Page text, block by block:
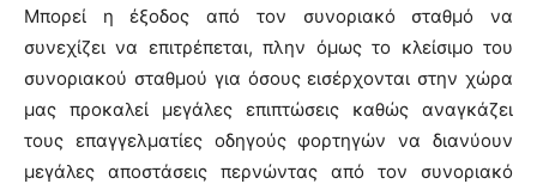
Μπορεί η έξοδος από τον συνοριακό σταθμό να
συνεχίζει να επιτρέπεται, πλην όμως το κλείσιμο του
συνοριακού σταθμού για όσους εισέρχονται στην χώρα
μας προκαλεί μεγάλες επιπτώσεις καθώς αναγκάζει
τους επαγγελματίες οδηγούς φορτηγών να διανύουν
μεγάλες αποστάσεις περνώντας από τον συνοριακό